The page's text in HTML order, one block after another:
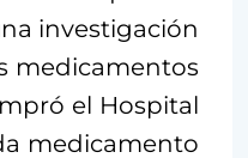
investigación
medicamentos
el Hospital
medicamento